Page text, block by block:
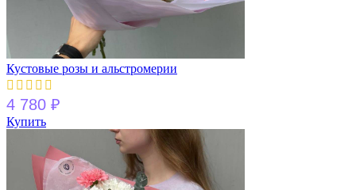
Кустовые розы и альстромерии
4 780 ₽
Купить